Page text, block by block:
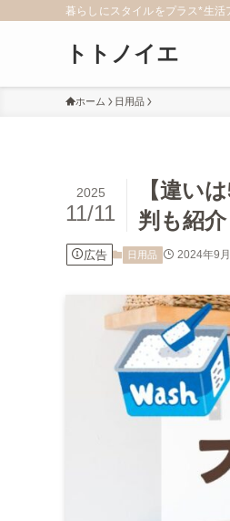
暮らしにスタイルをプラス*生活
トトノイエ
ホーム 日用品
【違い
判も紹介
2025
11/11
広告 日用品 2024年9